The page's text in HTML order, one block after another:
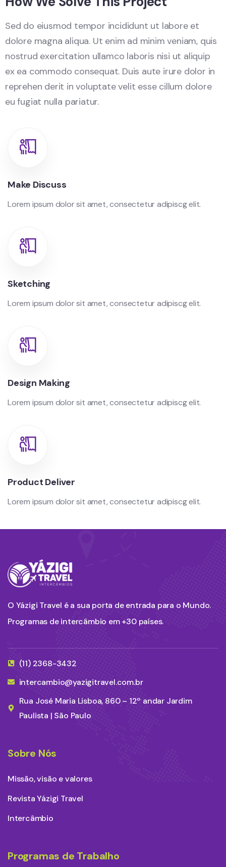
Sed do eiusmod tempor incididunt ut labore et
dolore magna aliqua. Ut enim ad minim veniam, quis
nostrud exercitation ullamco laboris nisi ut aliquip
ex ea commodo consequat. Duis aute irure dolor in
reprehen derit in voluptate velit esse cillum dolore
eu fugiat nulla pariatur.
Make Discuss
Lorem ipsum dolor sit amet, consectetur adipiscg elit.
Sketching
Lorem ipsum dolor sit amet, consectetur adipiscg elit.
Design Making
Lorem ipsum dolor sit amet, consectetur adipiscg elit.
Product Deliver
Lorem ipsum dolor sit amet, consectetur adipiscg elit.
O Yázigi Travel é a sua porta de entrada para o Mundo.
Programas de intercâmbio em +30 países.
(11) 2368-3432
intercambio@yazigitravel.com.br
Rua José Maria Lisboa, 860 – 12º andar Jardim
Paulista | São Paulo
Sobre Nós
Missão, visão e valores
Revista Yázigi Travel
Intercâmbio
Programas de Trabalho